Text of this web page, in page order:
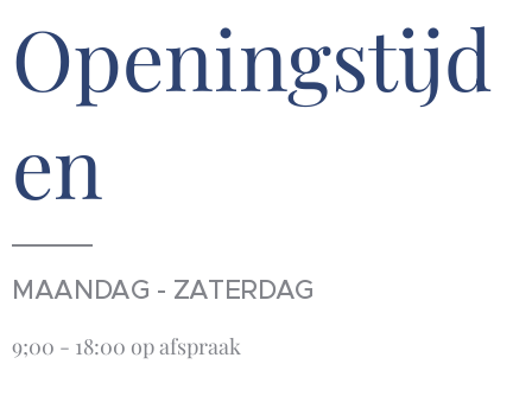
Openingstijd
en
MAANDAG - ZATERDAG
9;00 - 18:00 op afspraak